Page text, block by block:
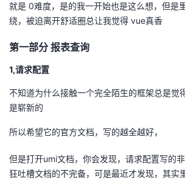
坛
圈
的
播
我
活
动
的
关
注
我
的
开
发
我
的
Programs
我
的
就是 0难度，是的我一开始也是这么想，但是
绕，被迫离开舒适圈总让我觉得 vue真香
第一部分 报表查询
1,请求配置
不知道为什么接触一个完全陌生的框架总是觉
是崭新的
所以希望它的官方文档，写的越全越好，
但是打开umi文档，你会发现，请求配置写的
狂吐槽文档的不完备，可是最近才发现，其实